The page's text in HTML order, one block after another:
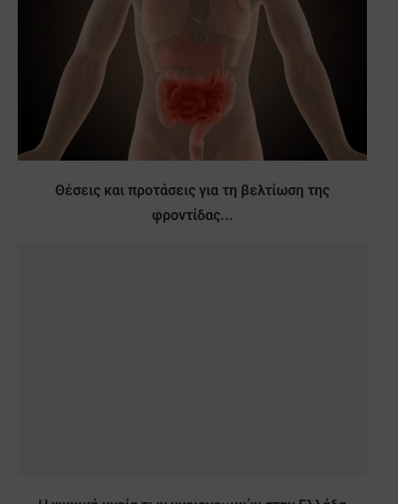
Θέσεις και προτάσεις για τη βελτίωση της
φροντίδας...